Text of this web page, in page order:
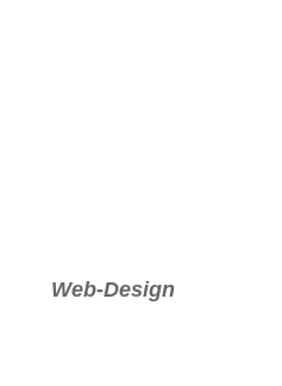
Web-Design